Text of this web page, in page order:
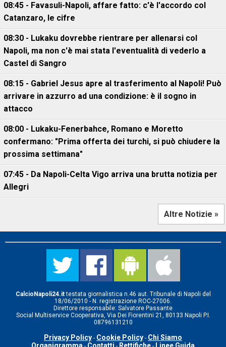
08:45 - Favasuli-Napoli, affare fatto: c'è l'accordo col
Catanzaro, le cifre
08:30 - Lukaku dovrebbe rientrare per allenarsi col
Napoli, ma non c'è mai stata l'eventualità di vederlo a
Castel di Sangro
08:15 - Gabriel Jesus apre al trasferimento al Napoli! Può
arrivare in azzurro ad una condizione: è il sogno in
attacco
08:00 - Lukaku-Fenerbahce, Romano e Moretto
confermano: "Prima offerta dei turchi, si può chiudere la
prossima settimana"
07:45 - Da Napoli-Celta Vigo arriva una brutta notizia per
Allegri
Altre Notizie »
CalcioNapoli24.ittestata giornalistica n.46 aut. Tribunale di Napoli del
18/06/2010 - N. registrazione ROC-27006.
Direttore responsabile: Salvatore Passante
Social Multiservice Cooperativa, Via Dei Fiorentini 21, 80133 Napoli P.I.
08796131210
Privacy Policy - Cookie Policy - Chi Siamo